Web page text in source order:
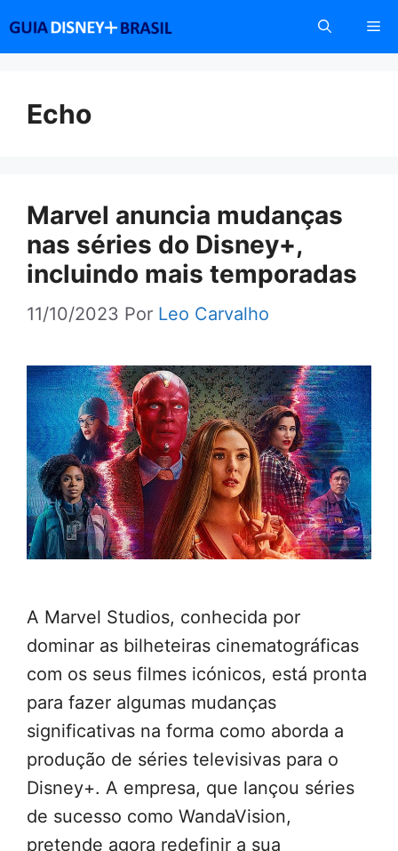
conteúdo
Echo
Marvel anuncia mudanças
nas séries do Disney+,
incluindo mais temporadas
11/10/2023 Por Leo Carvalho
A Marvel Studios, conhecida por
dominar as bilheteiras cinematográficas
com os seus filmes icónicos, está pronta
para fazer algumas mudanças
significativas na forma como aborda a
produção de séries televisivas para o
Disney+. A empresa, que lançou séries
de sucesso como WandaVision,
pretende agora redefinir a sua